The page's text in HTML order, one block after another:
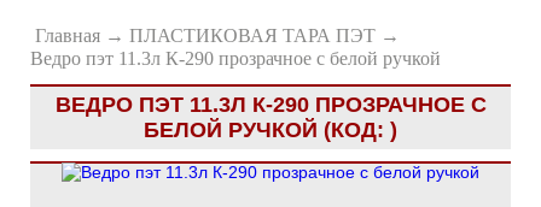
Главная → ПЛАСТИКОВАЯ ТАРА ПЭТ →
Ведро пэт 11.3л К-290 прозрачное с белой ручкой
ВЕДРО ПЭТ 11.3Л К-290 ПРОЗРАЧНОЕ С
БЕЛОЙ РУЧКОЙ (КОД: )